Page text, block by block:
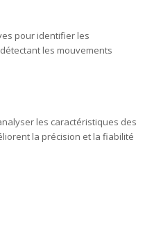
pour identifier les
les mouvements
les caractéristiques des
la précision et la fiabilité